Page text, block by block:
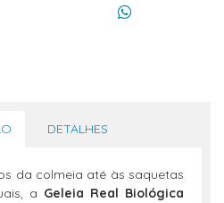
DETALHES
da colmeia até às saquetas
a Geleia Real Biológica